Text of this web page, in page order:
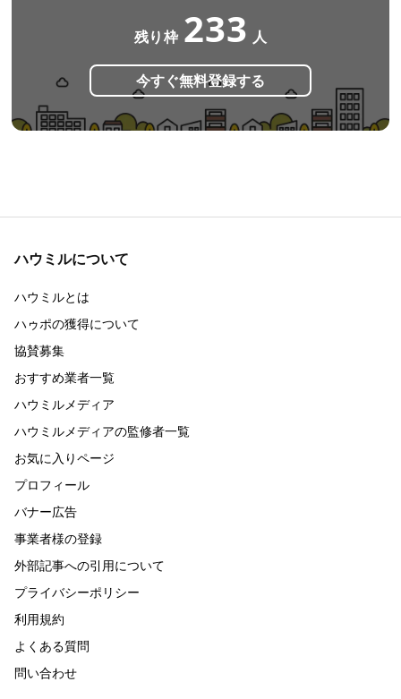
残り枠 233 人
今すぐ無料登録する
ハウミルについて
ハウミルとは
ハゥポの獲得について
協賛募集
おすすめ業者一覧
ハウミルメディア
ハウミルメディアの監修者一覧
お気に入りページ
プロフィール
バナー広告
事業者様の登録
外部記事への引用について
プライバシーポリシー
利用規約
よくある質問
問い合わせ